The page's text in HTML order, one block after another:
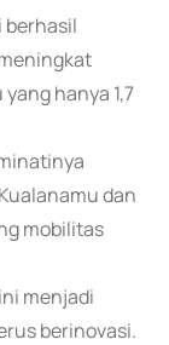
berhasil
hanya 1,7
dan
mobilitas
menjadi
berinovasi.